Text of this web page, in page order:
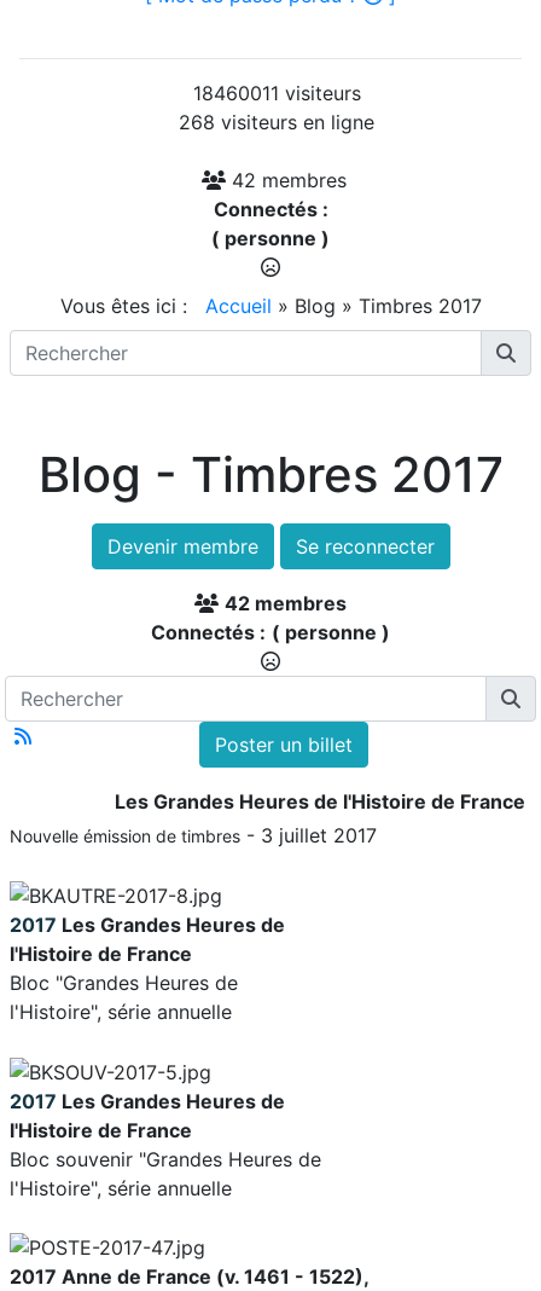
18460011 visiteurs
268 visiteurs en ligne
42 membres
Connectés :
( personne )
Vous êtes ici : Accueil » Blog » Timbres 2017
Blog - Timbres 2017
Devenir membre Se reconnecter
42 membres
Connectés : ( personne )
Poster un billet
Les Grandes Heures de l'Histoire de France
Nouvelle émission de timbres - 3 juillet 2017
2017 Les Grandes Heures de
l'Histoire de France
Bloc "Grandes Heures de
l'Histoire", série annuelle
2017 Les Grandes Heures de
l'Histoire de France
Bloc souvenir "Grandes Heures de
l'Histoire", série annuelle
2017 Anne de France (v. 1461 - 1522),